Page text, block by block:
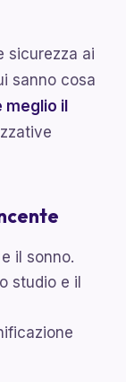
sicurezza ai
sanno cosa
il
il sonno.
studio e il